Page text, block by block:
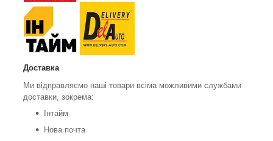
Доставка
Ми відправляємо наші товари всіма можливими службами
доставки, зокрема:
Інтайм
Нова почта